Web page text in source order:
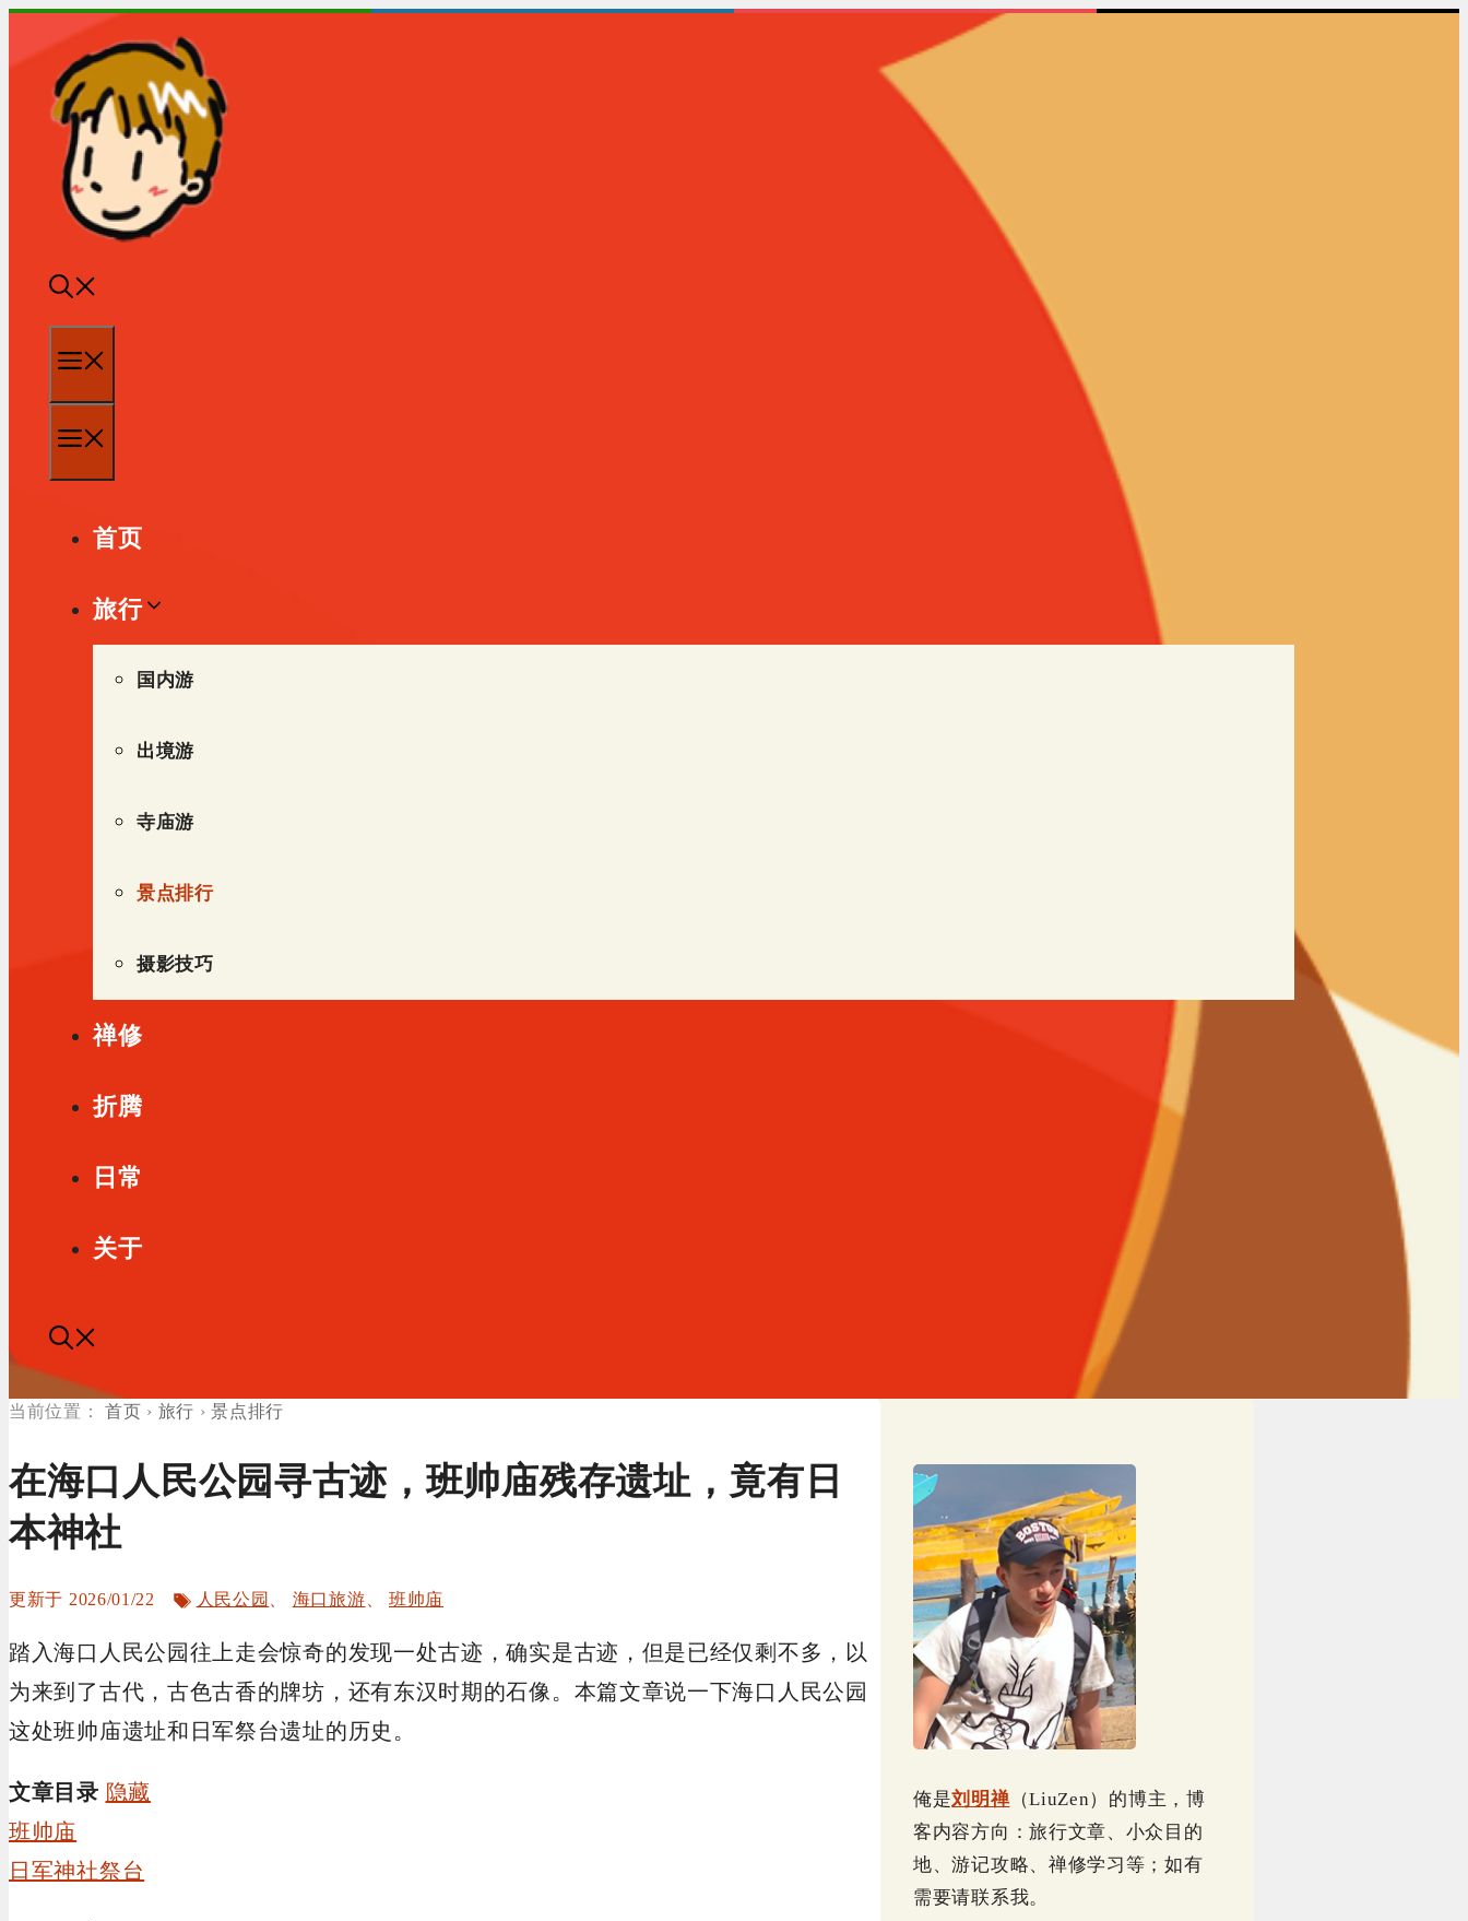
至
首页
旅行
国内游
出境游
寺庙游
景点排行
摄影技巧
禅修
折腾
日常
关于
首页 › 旅行 ›景点排行
在海口人民公园寻古迹，班帅庙残存遗址，竟有日
本神社
2026/01/22
标
人民公园 、 海口旅游、 班帅庙
踏入海口人民公园往上走会惊奇的发现一处古迹，确实是古迹，但是已经仅剩不多，以
为来到了古代，古色古香的牌坊，还有东汉时期的石像。本篇文章说一下海口人民公园
这处班帅庙遗址和日军祭台遗址的历史。
文章目录 隐藏
班帅庙
日军神社祭台
俺是刘明禅（LiuZen）的博主，博
客内容方向：旅行文章、小众目的
地、游记攻略、禅修学习等；如有
需要请联系我。